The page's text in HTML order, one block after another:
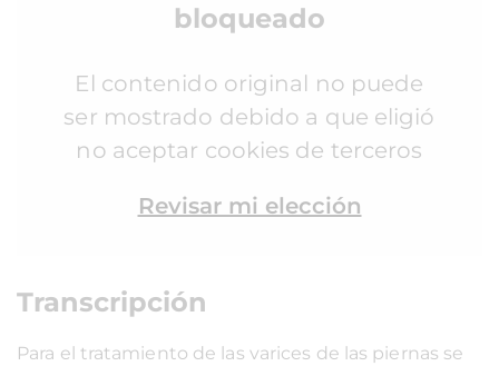
bloqueado
El contenido original no puede
ser mostrado debido a que eligió
no aceptar cookies de terceros
Revisar mi elección
Transcripción
Para el tratamiento de las varices de las piernas se